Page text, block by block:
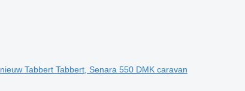
nieuw Tabbert Tabbert, Senara 550 DMK caravan